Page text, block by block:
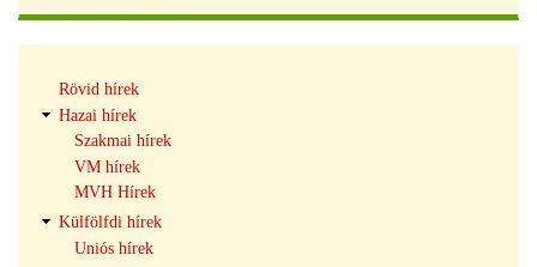
navigáció
Rövid hírek
Hazai hírek
Szakmai hírek
VM hírek
MVH Hírek
Külfölfdi hírek
Uniós hírek